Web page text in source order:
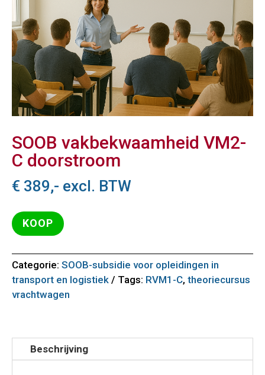
SOOB vakbekwaamheid VM2-
C doorstroom
€ 389,- excl. BTW
KOOP
Categorie: SOOB-subsidie voor opleidingen in
transport en logistiek
Tags: RVM1-C, theoriecursus
vrachtwagen
Beschrijving